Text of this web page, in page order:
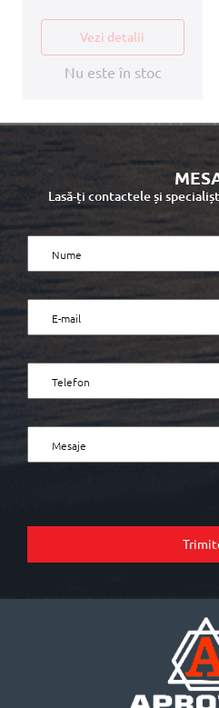
Vezi detalii
Nu este în stoc
Lasă-ți contactele și